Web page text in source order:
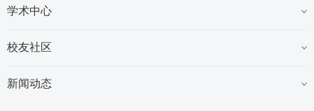
学术中心
校友社区
新闻动态